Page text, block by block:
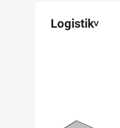
Logistik